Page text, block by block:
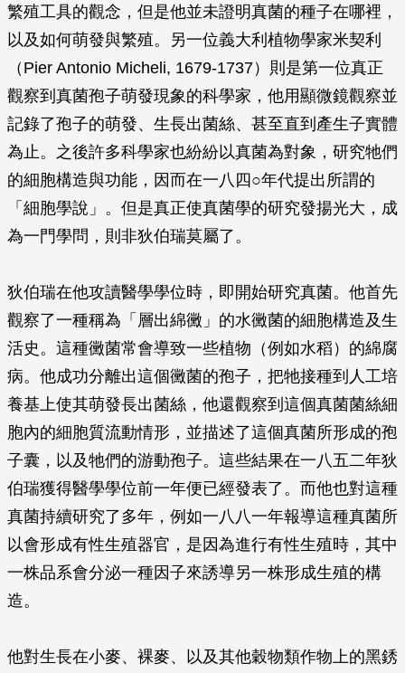
繁殖工具的觀念，但是他並未證明真菌的種子在哪裡，
以及如何萌發與繁殖。另一位義大利植物學家米契利
（Pier Antonio Micheli, 1679-1737）則是第一位真正
觀察到真菌孢子萌發現象的科學家，他用顯微鏡觀察並
記錄了孢子的萌發、生長出菌絲、甚至直到產生子實體
為止。之後許多科學家也紛紛以真菌為對象，研究牠們
的細胞構造與功能，因而在一八四○年代提出所謂的
「細胞學說」。但是真正使真菌學的研究發揚光大，成
為一門學問，則非狄伯瑞莫屬了。
狄伯瑞在他攻讀醫學學位時，即開始研究真菌。他首先
觀察了一種稱為「層出綿黴」的水黴菌的細胞構造及生
活史。這種黴菌常會導致一些植物（例如水稻）的綿腐
病。他成功分離出這個黴菌的孢子，把牠接種到人工培
養基上使其萌發長出菌絲，他還觀察到這個真菌菌絲細
胞內的細胞質流動情形，並描述了這個真菌所形成的孢
子囊，以及牠們的游動孢子。這些結果在一八五二年狄
伯瑞獲得醫學學位前一年便已經發表了。而他也對這種
真菌持續研究了多年，例如一八八一年報導這種真菌所
以會形成有性生殖器官，是因為進行有性生殖時，其中
一株品系會分泌一種因子來誘導另一株形成生殖的構
造。
他對生長在小麥、裸麥、以及其他穀物類作物上的黑銹